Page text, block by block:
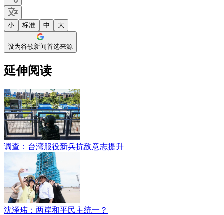
小 标准 中 大
设为谷歌新闻首选来源
延伸阅读
调查：台湾服役新兵抗敌意志提升
沈泽玮：两岸和平民主统一？